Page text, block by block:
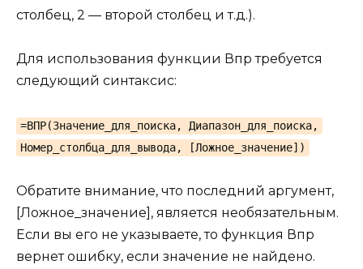
столбец, 2 — второй столбец и т.д.).
Для использования функции Впр требуется
следующий синтаксис:
=ВПР(Значение_для_поиска, Диапазон_для_поиска,
Номер_столбца_для_вывода, [Ложное_значение])
Обратите внимание, что последний аргумент,
[Ложное_значение], является необязательным.
Если вы его не указываете, то функция Впр
вернет ошибку, если значение не найдено.